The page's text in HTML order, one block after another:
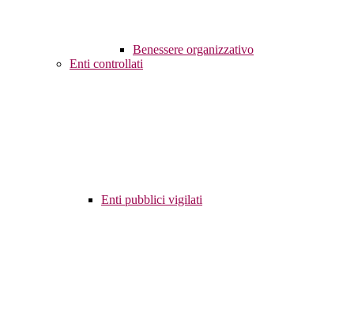
Benessere organizzativo
Enti controllati
Enti pubblici vigilati